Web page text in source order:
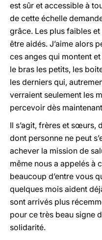
est sûr et accessible à
de cette échelle
grâce. Les plus faibles
être aidés. J’aime alors
ces anges qui montent
le bras les petits, les
les derniers qui,
verraient seulement les
percevoir dès
Il s’agit, frères et sœurs,
dont personne ne peut
achever la mission de
même nous a appelés à
beaucoup d’entre vous
quelques mois aident
sont arrivés plus
pour ce très beau signe
solidarité.